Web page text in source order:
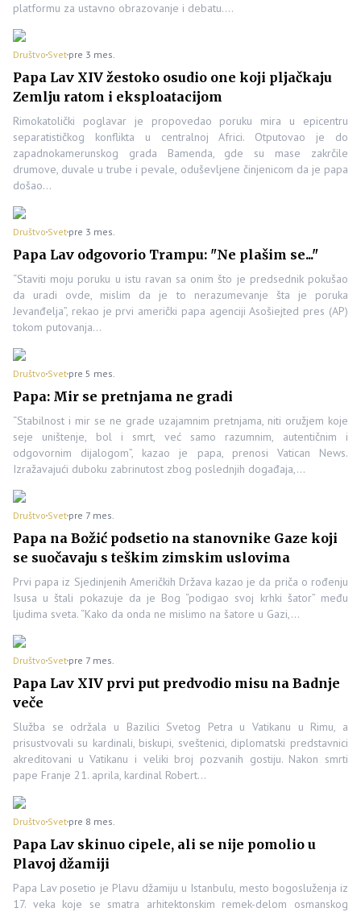
platformu za ustavno obrazovanje i debatu.…
Društvo Svet pre 3 mes.
Papa Lav XIV žestoko osudio one koji pljačkaju
Zemlju ratom i eksploatacijom
Rimokatolički poglavar je propovedao poruku mira u epicentru
separatističkog konflikta u centralnoj Africi. Otputovao je do
zapadnokamerunskog grada Bamenda, gde su mase zakrčile
drumove, duvale u trube i pevale, oduševljene činjenicom da je papa
došao…
Društvo Svet pre 3 mes.
Papa Lav odgovorio Trampu: "Ne plašim se..."
“Staviti moju poruku u istu ravan sa onim što je predsednik pokušao
da uradi ovde, mislim da je to nerazumevanje šta je poruka
Jevanđelja”, rekao je prvi američki papa agenciji Asošiejted pres (AP)
tokom putovanja…
Društvo Svet pre 5 mes.
Papa: Mir se pretnjama ne gradi
“Stabilnost i mir se ne grade uzajamnim pretnjama, niti oružjem koje
seje uništenje, bol i smrt, već samo razumnim, autentičnim i
odgovornim dijalogom”, kazao je papa, prenosi Vatican News.
Izražavajući duboku zabrinutost zbog poslednjih događaja,…
Društvo Svet pre 7 mes.
Papa na Božić podsetio na stanovnike Gaze koji
se suočavaju s teškim zimskim uslovima
Prvi papa iz Sjedinjenih Američkih Država kazao je da priča o rođenju
Isusa u štali pokazuje da je Bog “podigao svoj krhki šator” među
ljudima sveta. “Kako da onda ne mislimo na šatore u Gazi,…
Društvo Svet pre 7 mes.
Papa Lav XIV prvi put predvodio misu na Badnje
veče
Služba se održala u Bazilici Svetog Petra u Vatikanu u Rimu, a
prisustvovali su kardinali, biskupi, sveštenici, diplomatski predstavnici
akreditovani u Vatikanu i veliki broj pozvanih gostiju. Nakon smrti
pape Franje 21. aprila, kardinal Robert…
Društvo Svet pre 8 mes.
Papa Lav skinuo cipele, ali se nije pomolio u
Plavoj džamiji
Papa Lav posetio je Plavu džamiju u Istanbulu, mesto bogosluženja iz
17. veka koje se smatra arhitektonskim remek-delom osmanskog